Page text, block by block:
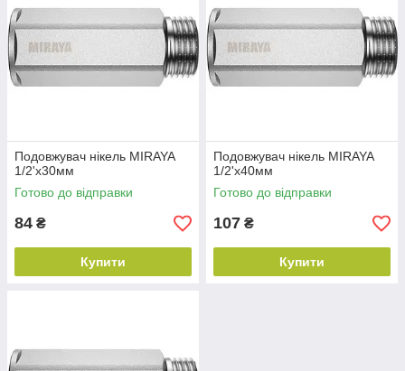
Подовжувач нікель MIRAYA
1/2'х30мм
Готово до відправки
84 ₴
Купити
Подовжувач нікель MIRAYA
1/2'х40мм
Готово до відправки
107 ₴
Купити